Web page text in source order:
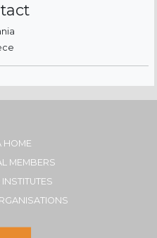
HOME
MEMBERS